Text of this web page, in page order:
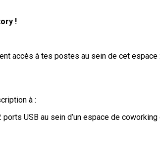
!
accès à tes postes au sein de cet
à :
USB au sein d’un espace de